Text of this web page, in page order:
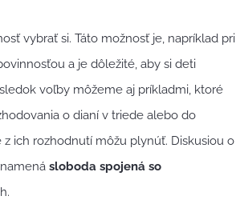
vybrať si. Táto možnosť je, napríklad pri
a je dôležité, aby si deti
voľby môžeme aj príkladmi, ktoré
o dianí v triede alebo do
ich rozhodnutí môžu plynúť. Diskusiou o
sloboda spojená so